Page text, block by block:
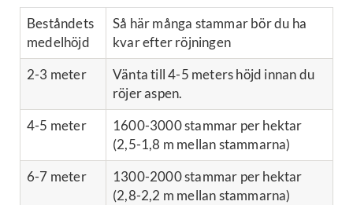
Beståndets
medelhöjd
Så här många stammar bör du ha
kvar efter röjningen
2-3 meter
Vänta till 4-5 meters höjd innan du
röjer aspen.
4-5 meter
1600-3000 stammar per hektar
(2,5-1,8 m mellan stammarna)
6-7 meter
1300-2000 stammar per hektar
(2,8-2,2 m mellan stammarna)